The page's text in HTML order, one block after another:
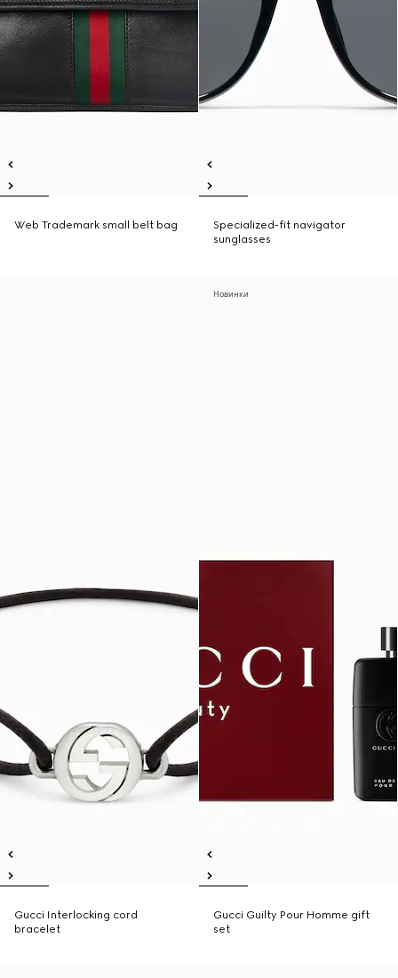
Web Trademark small belt bag
Specialized-fit navigator
sunglasses
Gucci Interlocking cord
bracelet
Новинки
Gucci Guilty Pour Homme gift
set